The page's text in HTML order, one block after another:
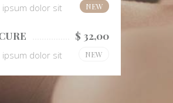
ipsum dolor sit NEW
$ 32,00
ipsum dolor sit NEW